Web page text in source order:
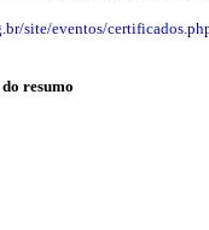
site/eventos/
resumo